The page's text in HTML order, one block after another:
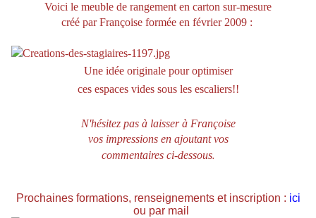
Voici le meuble de rangement en carton sur-mesure
créé par Françoise formée en février 2009 :
Une idée originale pour optimiser
ces espaces vides sous les escaliers!!
N'hésitez pas à laisser à Françoise
vos impressions en ajoutant vos
commentaires ci-dessous.
Prochaines formations, renseignements et inscription : ici
ou par mail